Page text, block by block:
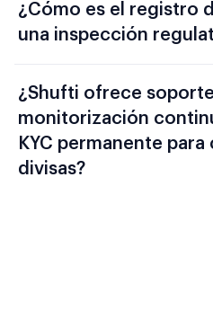
¿Cómo es el registro
una inspección
¿Shufti ofrece
monitorización
KYC permanente
divisas?